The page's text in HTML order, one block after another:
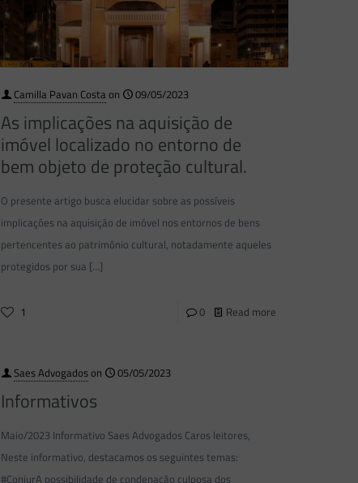
Camilla Pavan Costa on 09/05/2023
As implicações na aquisição de
imóvel localizado no entorno de
bem objeto de proteção cultural.
O presente artigo busca elucidar sobre as possíveis
implicações na aquisição de imóvel nos entornos de bens
pertencentes ao patrimônio cultural, notadamente aqueles
protegidos por sua […]
1 0 Read more
Saes Advogadoson 05/05/2023
Informativos
Maio/2023 Informativo Saes Advogados Caros leitores,
Neste informativo, destacamos os seguintes temas:
#ConjurA possibilidade de condenação culposa dos